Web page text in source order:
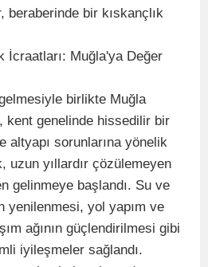
beraberinde bir kıskançlık
İcraatları: Muğla'ya Değer
birlikte Muğla
kent genelinde hissedilir bir
altyapı sorunlarına yönelik
uzun yıllardır çözülemeyen
gelinmeye başlandı. Su ve
yenilenmesi, yol yapım ve
ağının güçlendirilmesi gibi
iyileşmeler sağlandı.